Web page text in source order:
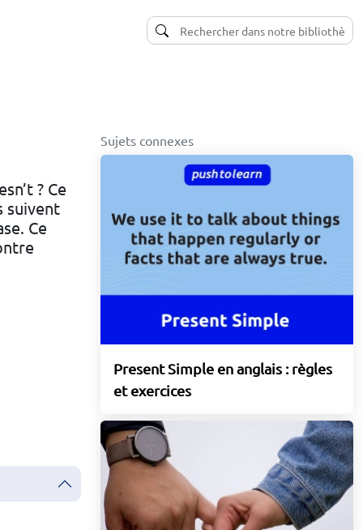
? Ce
suivent
Ce
Sujets connexes
Present Simple en anglais : règles
et exercices